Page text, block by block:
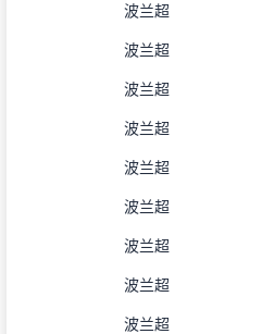
波兰超
波兰超
波兰超
波兰超
波兰超
波兰超
波兰超
波兰超
波兰超